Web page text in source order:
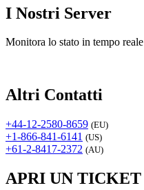
I Nostri Server
Monitora lo stato in tempo reale
Altri Contatti
+44-12-2580-8659 (EU)
+1-866-841-6141 (US)
+61-2-8417-2372 (AU)
APRI UN TICKET